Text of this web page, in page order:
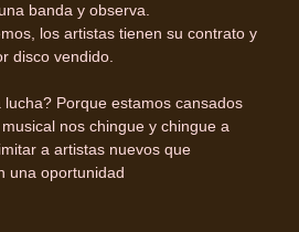
banda y observa.
los artistas tienen su contrato y
disco vendido.
Porque estamos cansados
nos chingue y chingue a
a artistas nuevos que
una oportunidad